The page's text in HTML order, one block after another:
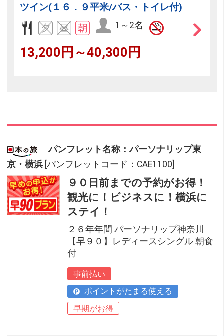
ツイン(１６．９平米/バス・トイレ付)
1～2名
13,200円～40,300円
パンフレット名称：パーソナリップ東
京・横浜 [パンフレットコード：CAE1100]
９０日前までの予約がお得！
観光に！ビジネスに！横浜に
ステイ！
２６年年間 パーソナリップ神奈川
【早９０】レディースシングル 朝食
付
事前払い
ポイントがたまる使える
早期がお得